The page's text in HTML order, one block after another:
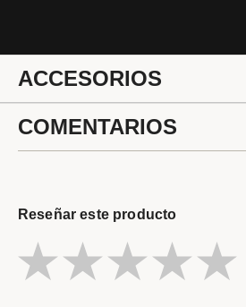
ACCESORIOS
COMENTARIOS
Reseñar este producto